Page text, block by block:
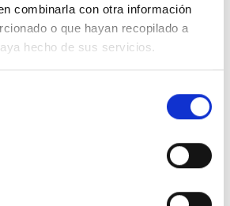
combinarla con otra información
o que hayan recopilado a
hecho de sus servicios.
NIESSEN SKY 8500 BL
44x44mm
+5°C ~ +35°C